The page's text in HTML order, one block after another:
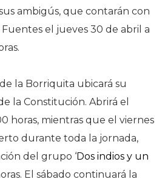
ambigús, que contarán con
el jueves 30 de abril a
la Borriquita ubicará su
la Constitución. Abrirá el
horas, mientras que el viernes
durante toda la jornada,
del grupo ‘Dos indios y un
El sábado continuará la